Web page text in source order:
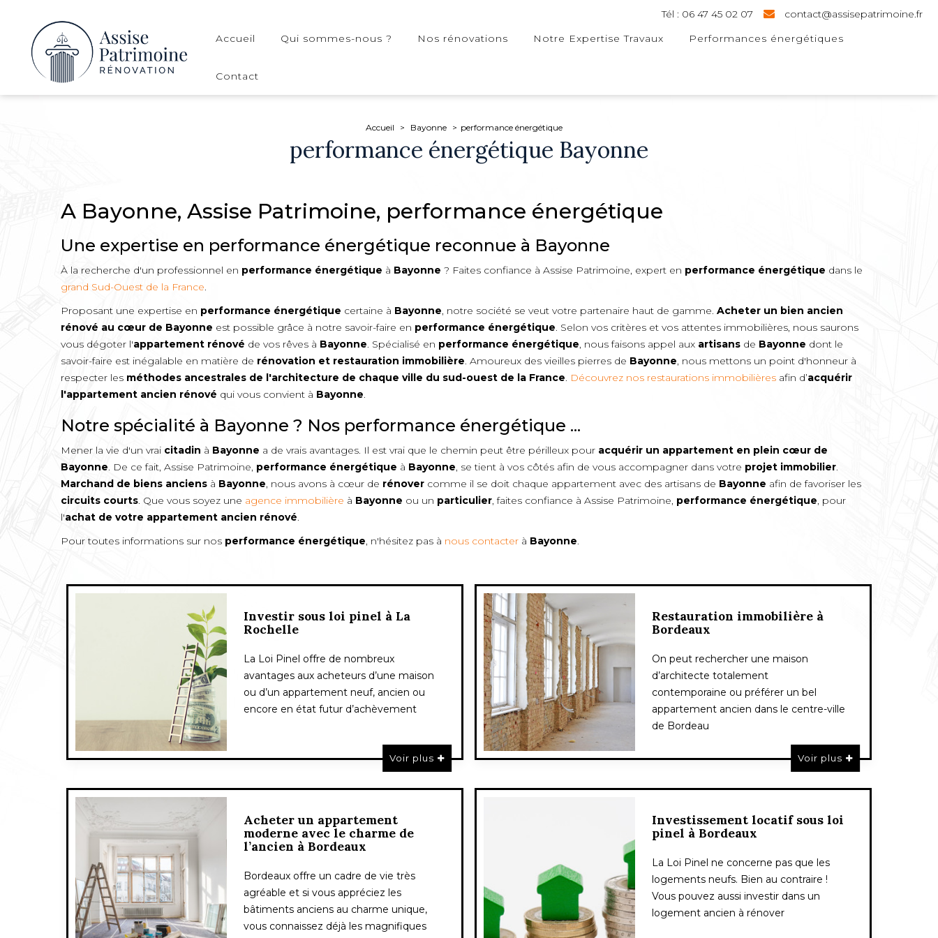
Tél : 06 47 45 02 07
contact@assisepatrimoine.fr
Accueil
Qui sommes-nous ? Nos rénovations Notre Expertise Travaux Performances énergétiques
Contact
Accueil Bayonne performance énergétique
performance énergétique Bayonne
A Bayonne, Assise Patrimoine, performance énergétique
Une expertise en performance énergétique reconnue à Bayonne
À la recherche d'un professionnel en performance énergétique à Bayonne ? Faites confiance à Assise Patrimoine, expert en performance énergétique dans le
grand Sud-Ouest de la France.
Proposant une expertise en performance énergétique certaine à Bayonne, notre société se veut votre partenaire haut de gamme. Acheter un bien ancien
rénové au cœur de Bayonne est possible grâce à notre savoir-faire en performance énergétique. Selon vos critères et vos attentes immobilières, nous saurons
vous dégoter l'appartement rénové de vos rêves à Bayonne. Spécialisé en performance énergétique, nous faisons appel aux artisans de Bayonne dont le
savoir-faire est inégalable en matière de rénovation et restauration immobilière. Amoureux des vieilles pierres de Bayonne, nous mettons un point d'honneur à
respecter les méthodes ancestrales de l'architecture de chaque ville du sud-ouest de la France. Découvrez nos restaurations immobilières afin d’acquérir
l'appartement ancien rénové qui vous convient à Bayonne.
Notre spécialité à Bayonne ? Nos performance énergétique ...
Mener la vie d'un vrai citadin à Bayonne a de vrais avantages. Il est vrai que le chemin peut être périlleux pour acquérir un appartement en plein cœur de
Bayonne. De ce fait, Assise Patrimoine, performance énergétique à Bayonne, se tient à vos côtés afin de vous accompagner dans votre projet immobilier.
Marchand de biens anciens à Bayonne, nous avons à cœur de rénover comme il se doit chaque appartement avec des artisans de Bayonne afin de favoriser les
circuits courts. Que vous soyez une agence immobilière à Bayonne ou un particulier, faites confiance à Assise Patrimoine, performance énergétique, pour
l'achat de votre appartement ancien rénové.
Pour toutes informations sur nos performance énergétique, n'hésitez pas à nous contacter à Bayonne.
Investir sous loi pinel à La
Rochelle
La Loi Pinel offre de nombreux
avantages aux acheteurs d’une maison
ou d’un appartement neuf, ancien ou
encore en état futur d’achèvement
Voir plus
Restauration immobilière à
Bordeaux
On peut rechercher une maison
d’architecte totalement
contemporaine ou préférer un bel
appartement ancien dans le centre-ville
de Bordeau
Voir plus
Acheter un appartement
moderne avec le charme de
l’ancien à Bordeaux
Bordeaux offre un cadre de vie très
agréable et si vous appréciez les
bâtiments anciens au charme unique,
vous connaissez déjà les magnifiques
Investissement locatif sous loi
pinel à Bordeaux
La Loi Pinel ne concerne pas que les
logements neufs. Bien au contraire !
Vous pouvez aussi investir dans un
logement ancien à rénover